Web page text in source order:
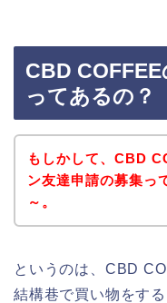
CBD
ってあるの？
もしかして、CBD
ン友達申請の募集っ
～。
というのは、CBD
結構巷で買い物をす